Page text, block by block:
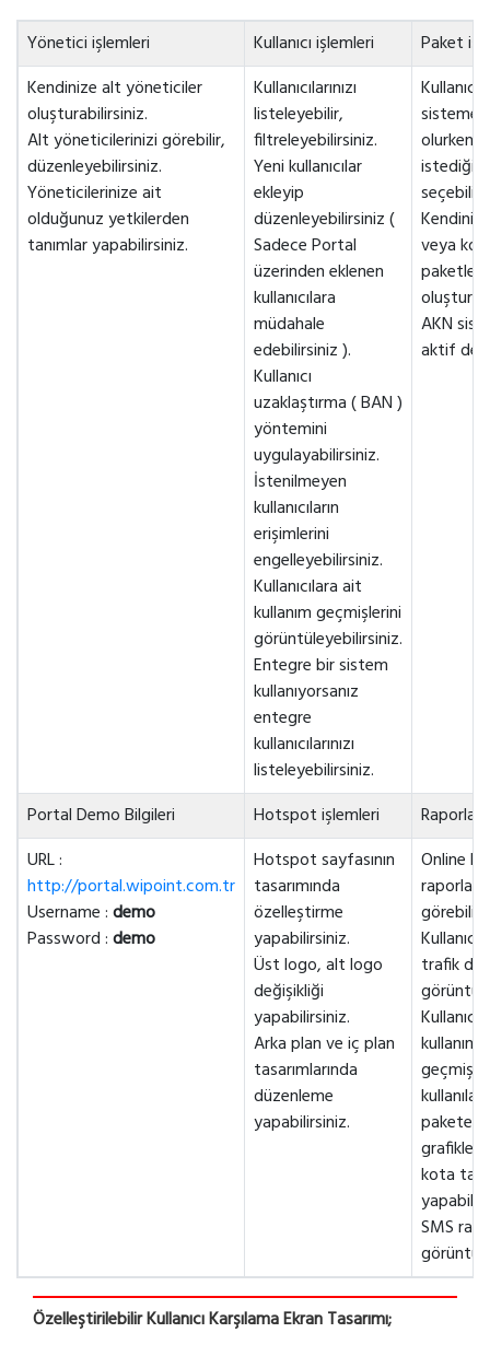
Yönetici işlemleri Kullanıcı işlemleri
Paket
Kendinize alt yöneticiler
oluşturabilirsiniz.
Alt yöneticilerinizi görebilir,
düzenleyebilirsiniz.
Yöneticilerinize ait
olduğunuz yetkilerden
tanımlar yapabilirsiniz.
Kullanıcılarınızı
listeleyebilir,
filtreleyebilirsiniz.
Yeni kullanıcılar
ekleyip
düzenleyebilirsiniz (
Sadece Portal
üzerinden eklenen
kullanıcılara
müdahale
edebilirsiniz ).
Kullanıcı
uzaklaştırma ( BAN )
yöntemini
uygulayabilirsiniz.
İstenilmeyen
kullanıcıların
erişimlerini
engelleyebilirsiniz.
Kullanıcılara ait
kullanım geçmişlerini
görüntüleyebilirsiniz.
Entegre bir sistem
kullanıyorsanız
entegre
kullanıcılarınızı
listeleyebilirsiniz.
sisteme
olurken
veya
paketler
AKN
aktif
Portal Demo Bilgileri Hotspot işlemleri
Raporlar
URL :
http://portal.wipoint.com.tr
Username :demo
Password :demo
Hotspot sayfasının
tasarımında
özelleştirme
yapabilirsiniz.
Üst logo, alt logo
değişikliği
yapabilirsiniz.
Arka plan ve iç plan
tasarımlarında
düzenleme
yapabilirsiniz.
Online
trafik
kullanım
pakete
grafikler
kota
SMS
Özelleştirilebilir Kullanıcı Karşılama Ekran Tasarımı;